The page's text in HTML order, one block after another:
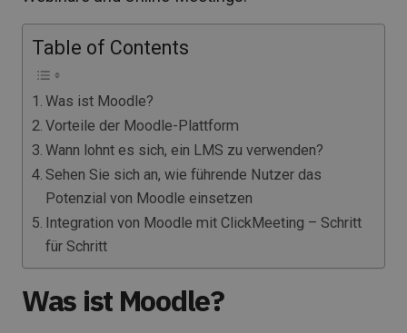
Table of Contents
Was ist Moodle?
Vorteile der Moodle-Plattform
Wann lohnt es sich, ein LMS zu verwenden?
Sehen Sie sich an, wie führende Nutzer das
Potenzial von Moodle einsetzen
Integration von Moodle mit ClickMeeting – Schritt
für Schritt
Was ist Moodle?